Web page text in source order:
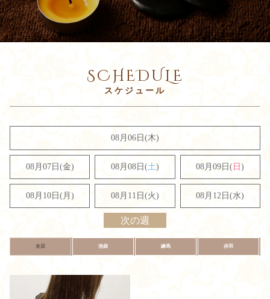
SCHEDULE
08月06日(木)
08月07日(金) 08月08日(土) 08月09日( 日)
08月10日(月) 08月11日(火) 08月12日(水)
次の週
全店 池袋 練馬 赤羽